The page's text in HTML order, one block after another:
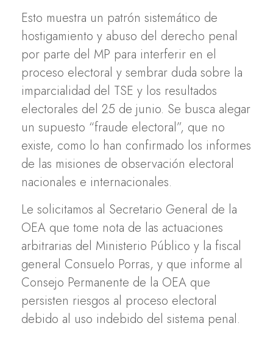
Esto muestra un patrón sistemático de
hostigamiento y abuso del derecho penal
por parte del MP para interferir en el
proceso electoral y sembrar duda sobre la
imparcialidad del TSE y los resultados
electorales del 25 de junio. Se busca alegar
un supuesto “fraude electoral”, que no
existe, como lo han confirmado los informes
de las misiones de observación electoral
nacionales e internacionales.
Le solicitamos al Secretario General de la
OEA que tome nota de las actuaciones
arbitrarias del Ministerio Público y la fiscal
general Consuelo Porras, y que informe al
Consejo Permanente de la OEA que
persisten riesgos al proceso electoral
debido al uso indebido del sistema penal.